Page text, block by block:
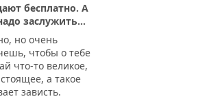
бесплатно. А
заслужить...
но очень
чтобы о тебе
что-то великое,
а такое
зависть.